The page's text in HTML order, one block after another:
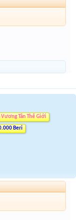
Vương Tân Thế Giới
Beri